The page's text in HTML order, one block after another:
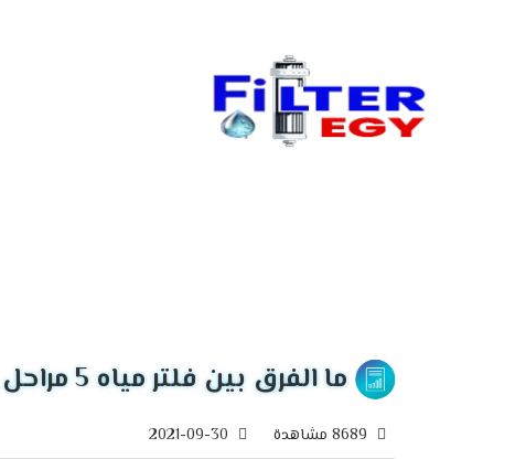
ما الفرق بين فلتر مياه 5 مراحل و فلتر مياه 7 مراحل